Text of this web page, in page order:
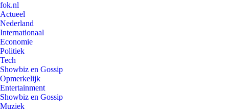
fok.nl
Actueel
Nederland
Internationaal
Economie
Politiek
Tech
Showbiz en Gossip
Opmerkelijk
Entertainment
Showbiz en Gossip
Muziek